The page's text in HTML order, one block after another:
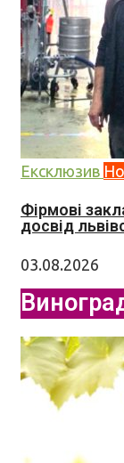
Ексклюзив
Фірмові
досвід
03.08.2026